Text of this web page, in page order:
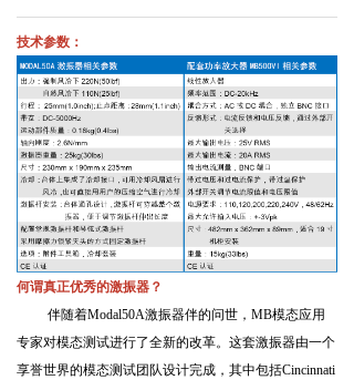
技术参数：
何谓真正优秀的激振器？
伴随着Modal50A激振器伴的问世， MB模态应用
专家对模态测试进行了全新的改革。这套激振器由一个
享誉世界的模态测试团队设计完成，其中包括Cincinnati